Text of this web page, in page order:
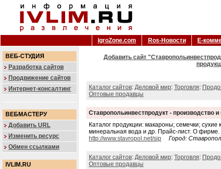
IgroZone.com Ros-Новости Е-
ВЕБ-СТУДИЯ
Разработка сайтов
Продвижение сайтов
Интернет-консалтинг
ВЕБМАСТЕРУ
Добавить URL
Изменить ресурс
Обмен ссылками
IVLIM.RU
Добавить сайт
Каталог сайтов: Деловой мир: Торговля:
Оптовые продавцы
Ставропольинвестпродукт - производство
Каталог продукции: макароны; семечки;
минеральная вода и др. Прайс-лист. О фирме.
http://www.stavropol.net/sip
Город:
Каталог сайтов: Деловой мир: Торговля:
Оптовые продавцы